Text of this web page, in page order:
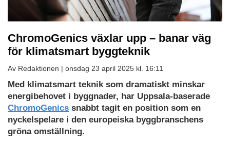
ChromoGenics växlar upp – banar väg
för klimatsmart byggteknik
Av Redaktionen | onsdag 23 april 2025 kl. 16:11
Med klimatsmart teknik som dramatiskt minskar
energibehovet i byggnader, har Uppsala-baserade
ChromoGenics snabbt tagit en position som en
nyckelspelare i den europeiska byggbranschens
gröna omställning.